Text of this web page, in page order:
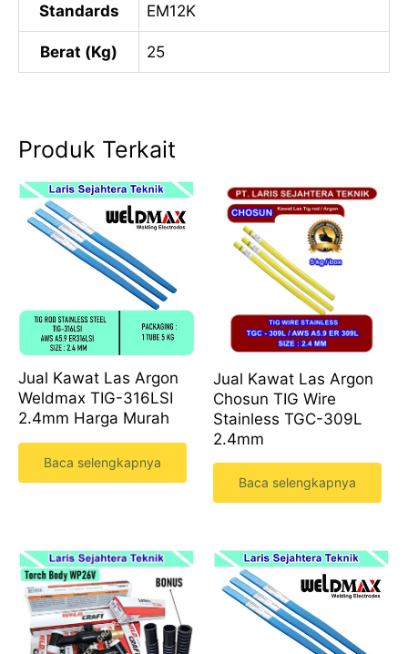
Standards
EM12K
Berat (Kg) 25
Produk Terkait
Jual Kawat Las Argon
Weldmax TIG-316LSI
2.4mm Harga Murah
Baca selengkapnya
Jual Kawat Las Argon
Chosun TIG Wire
Stainless TGC-309L
2.4mm
Baca selengkapnya